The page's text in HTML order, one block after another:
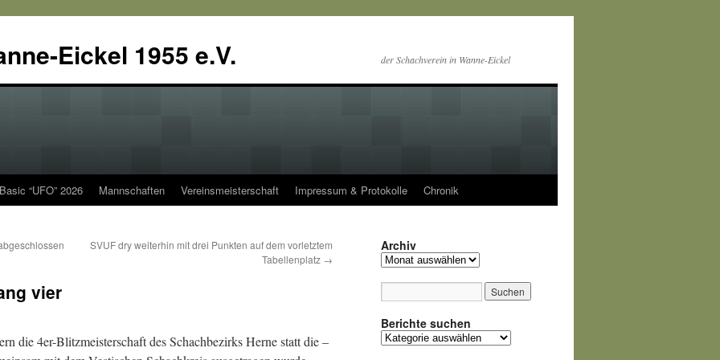
Eickel 1955 e.V. der Schachverein in Wanne-Eickel
“UFO” 2026 Mannschaften Vereinsmeisterschaft Impressum & Protokolle Chronik
SVUF dry weiterhin mit drei Punkten auf dem vorletztem
Tabellenplatz →
vier
die 4er-Blitzmeisterschaft des Schachbezirks Herne statt die –
Archiv
Archiv
Berichte suchen
Berichte